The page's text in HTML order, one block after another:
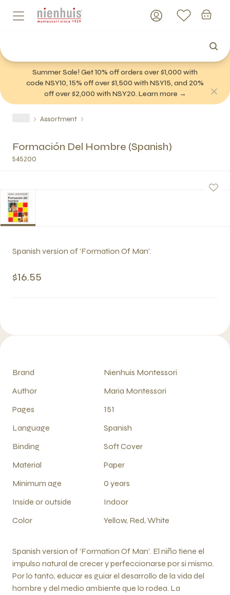
Summer Sale! Get 10% off orders over $1,000 with
code NSY10, 15% off over $1,500 with NSY15, and 20%
off over $2,000 with NSY20. Learn more →
Assortment
Formación Del Hombre (Spanish)
545200
Spanish version of 'Formation Of Man'.
$16.55
Brand
Nienhuis Montessori
Author
Maria Montessori
Pages
151
Language
Spanish
Binding
Soft Cover
Material
Paper
Minimum age
0 years
Inside or outside
Indoor
Color
Yellow, Red, White
Spanish version of ‘Formation Of Man’. El niño tiene el
impulso natural de crecer y perfeccionarse por si mismo.
Por lo tanto, educar es guiar el desarrollo de la vida del
hombre y del medio ambiente que lo rodea. La